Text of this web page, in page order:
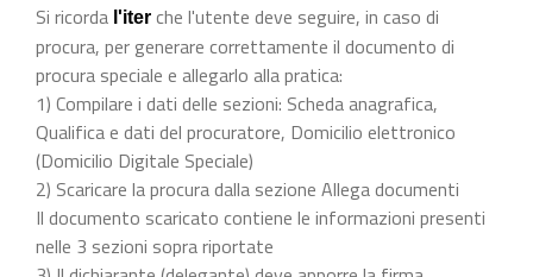
Si ricorda l'iter che l'utente deve seguire, in caso di
procura, per generare correttamente il documento di
procura speciale e allegarlo alla pratica:
1) Compilare i dati delle sezioni: Scheda anagrafica,
Qualifica e dati del procuratore, Domicilio elettronico
(Domicilio Digitale Speciale)
2) Scaricare la procura dalla sezione Allega documenti
Il documento scaricato contiene le informazioni presenti
nelle 3 sezioni sopra riportate